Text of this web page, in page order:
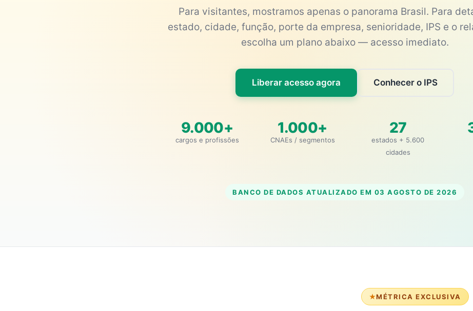
Para visitantes, mostramos apenas o panorama Brasil. Para
estado, cidade, função, porte da empresa, senioridade, IPS e o
escolha um plano abaixo — acesso imediato.
Liberar acesso agora Conhecer o IPS
9.000+
cargos e profissões
1.000+
CNAEs / segmentos
27
estados + 5.600
cidades
BANCO DE DADOS ATUALIZADO EM 03 AGOSTO DE 2026
MÉTRICA EXCLUSIVA